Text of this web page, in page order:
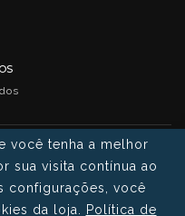
você tenha a melhor
sua visita contínua ao
configurações, você
da loja.
Política de